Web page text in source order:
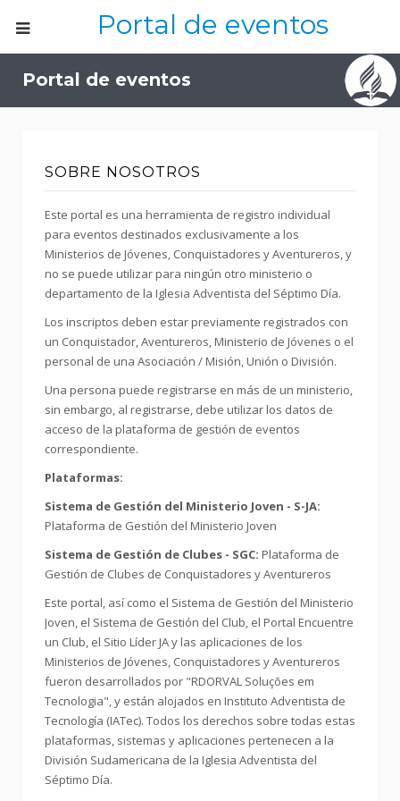
Portal de eventos
Portal de eventos
SOBRE NOSOTROS
Este portal es una herramienta de registro individual
para eventos destinados exclusivamente a los
Ministerios de Jóvenes, Conquistadores y Aventureros, y
no se puede utilizar para ningún otro ministerio o
departamento de la Iglesia Adventista del Séptimo Día.
Los inscriptos deben estar previamente registrados con
un Conquistador, Aventureros, Ministerio de Jóvenes o el
personal de una Asociación / Misión, Unión o División.
Una persona puede registrarse en más de un ministerio,
sin embargo, al registrarse, debe utilizar los datos de
acceso de la plataforma de gestión de eventos
correspondiente.
Plataformas:
Sistema de Gestión del Ministerio Joven - S-JA:
Plataforma de Gestión del Ministerio Joven
Sistema de Gestión de Clubes - SGC: Plataforma de
Gestión de Clubes de Conquistadores y Aventureros
Este portal, así como el Sistema de Gestión del Ministerio
Joven, el Sistema de Gestión del Club, el Portal Encuentre
un Club, el Sitio Líder JA y las aplicaciones de los
Ministerios de Jóvenes, Conquistadores y Aventureros
fueron desarrollados por "RDORVAL Soluções em
Tecnologia", y están alojados en Instituto Adventista de
Tecnología (IATec). Todos los derechos sobre todas estas
plataformas, sistemas y aplicaciones pertenecen a la
División Sudamericana de la Iglesia Adventista del
Séptimo Día.